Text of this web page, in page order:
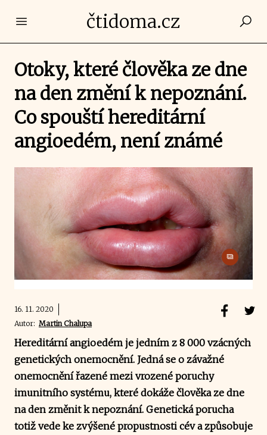
Open main menučtidoma.cz
Otoky, které člověka ze dne
na den změní k nepoznání.
Co spouští hereditární
angioedém, není známé
16. 11. 2020
Autor: Martin Chalupa
Hereditární angioedém je jedním z 8 000 vzácných
genetických onemocnění. Jedná se o závažné
onemocnění řazené mezi vrozené poruchy
imunitního systému, které dokáže člověka ze dne
na den změnit k nepoznání. Genetická porucha
totiž vede ke zvýšené propustnosti cév a způsobuje